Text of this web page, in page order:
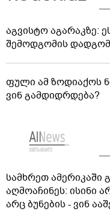
აგვისტო აგარაკზე:
შემოდგომის
ფული ამ ზოდიაქოს
ვინ გამდიდრდება?
სამხრეთ ამერიკაში
აღმოაჩინეს: ისინი
არც ბუნების - ვინ